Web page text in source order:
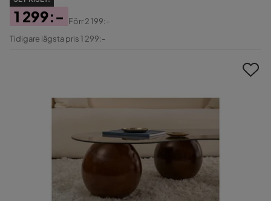
Pris
1 299:-
Original
Förr2 199:-
Tidigare lägsta pris 1 299:-